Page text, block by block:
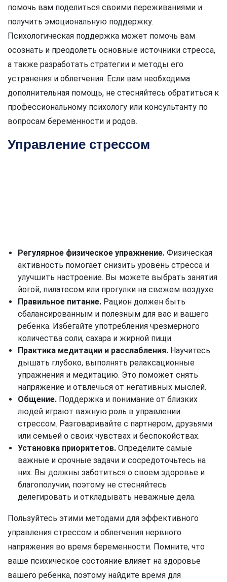
помочь вам поделиться своими переживаниями и
получить эмоциональную поддержку.
Психологическая поддержка может помочь вам
осознать и преодолеть основные источники стресса,
а также разработать стратегии и методы его
устранения и облегчения. Если вам необходима
дополнительная помощь, не стесняйтесь обратиться к
профессиональному психологу или консультанту по
вопросам беременности и родов.
Управление стрессом
Регулярное физическое упражнение. Физическая
активность помогает снизить уровень стресса и
улучшить настроение. Вы можете выбрать занятия
йогой, пилатесом или прогулки на свежем воздухе.
Правильное питание. Рацион должен быть
сбалансированным и полезным для вас и вашего
ребенка. Избегайте употребления чрезмерного
количества соли, сахара и жирной пищи.
Практика медитации и расслабления. Научитесь
дышать глубоко, выполнять релаксационные
упражнения и медитацию. Это поможет снять
напряжение и отвлечься от негативных мыслей.
Общение. Поддержка и понимание от близких
людей играют важную роль в управлении
стрессом. Разговаривайте с партнером, друзьями
или семьей о своих чувствах и беспокойствах.
Установка приоритетов. Определите самые
важные и срочные задачи и сосредоточьтесь на
них. Вы должны заботиться о своем здоровье и
благополучии, поэтому не стесняйтесь
делегировать и откладывать неважные дела.
Пользуйтесь этими методами для эффективного
управления стрессом и облегчения нервного
напряжения во время беременности. Помните, что
ваше психическое состояние влияет на здоровье
вашего ребенка, поэтому найдите время для